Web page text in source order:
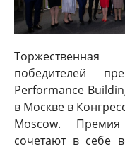
победителей
Performance
в Москве в
Moscow.
сочетают в себе